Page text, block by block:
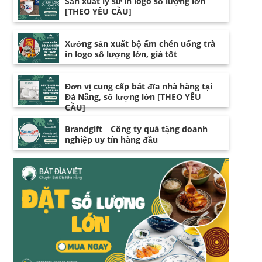
[THEO YÊU CẦU]
Xưởng sản xuất bộ ấm chén uống trà
in logo số lượng lớn, giá tốt
Đơn vị cung cấp bát đĩa nhà hàng tại
Đà Nẵng, số lượng lớn [THEO YÊU
CẦU]
Brandgift _ Công ty quà tặng doanh
nghiệp uy tín hàng đầu